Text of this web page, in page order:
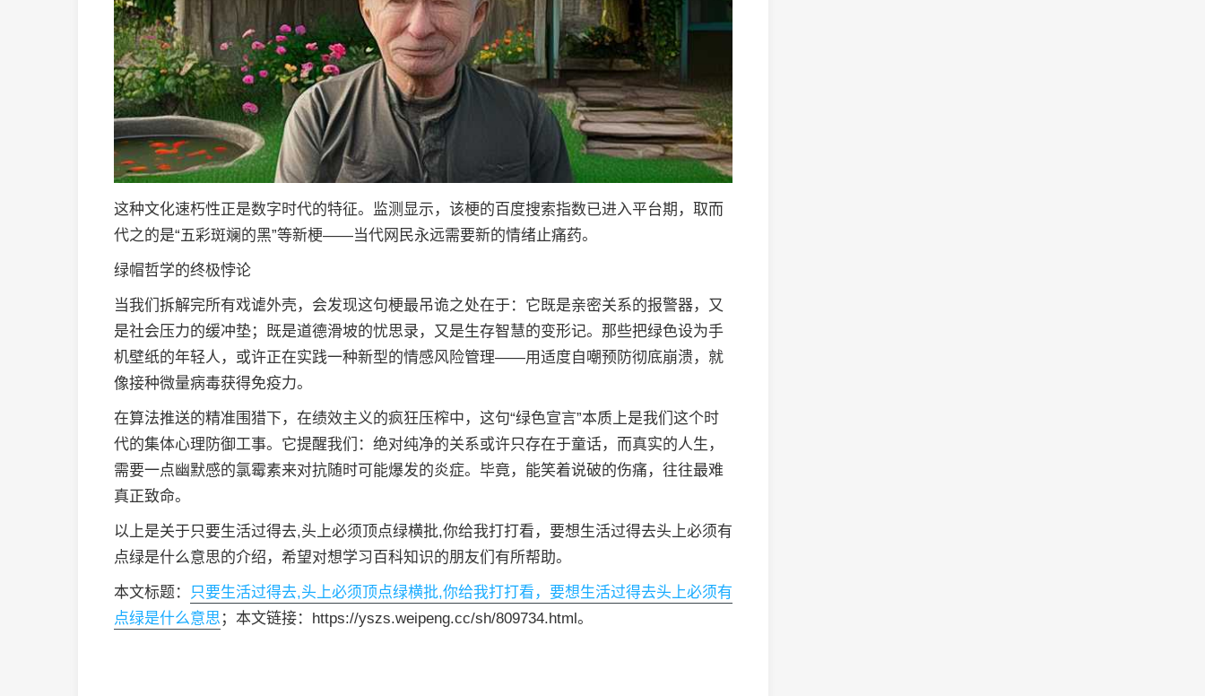
这种文化速朽性正是数字时代的特征。监测显示，该梗的百度搜索指数已进入平台期，取而
代之的是“五彩斑斓的黑”等新梗——当代网民永远需要新的情绪止痛药。
绿帽哲学的终极悖论
当我们拆解完所有戏谑外壳，会发现这句梗最吊诡之处在于：它既是亲密关系的报警器，又
是社会压力的缓冲垫；既是道德滑坡的忧思录，又是生存智慧的变形记。那些把绿色设为手
机壁纸的年轻人，或许正在实践一种新型的情感风险管理——用适度自嘲预防彻底崩溃，就
像接种微量病毒获得免疫力。
在算法推送的精准围猎下，在绩效主义的疯狂压榨中，这句“绿色宣言”本质上是我们这个时
代的集体心理防御工事。它提醒我们：绝对纯净的关系或许只存在于童话，而真实的人生，
需要一点幽默感的氯霉素来对抗随时可能爆发的炎症。毕竟，能笑着说破的伤痛，往往最难
真正致命。
以上是关于只要生活过得去,头上必须顶点绿横批,你给我打打看，要想生活过得去头上必须有
点绿是什么意思的介绍，希望对想学习百科知识的朋友们有所帮助。
本文标题：
只要生活过得去,头上必须顶点绿横批,你给我打打看，要想生活过得去头上必须有
点绿是什么意思 ；本文链接：https://yszs.weipeng.cc/sh/809734.html。